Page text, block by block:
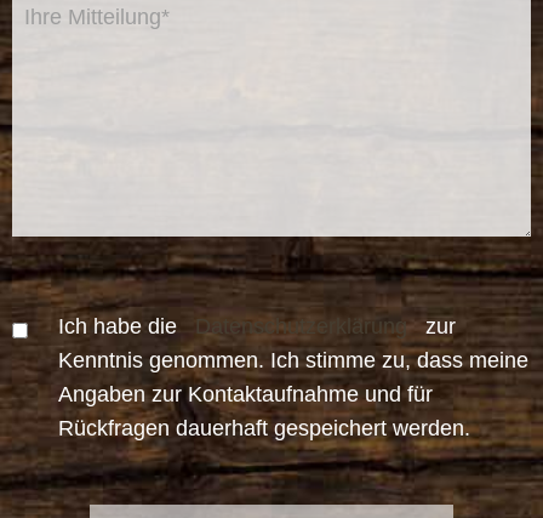
Ich habe die Datenschutzerklärung zur
Kenntnis genommen. Ich stimme zu, dass meine
Angaben zur Kontaktaufnahme und für
Rückfragen dauerhaft gespeichert werden.
Bitte
lasse
Bitte
lasse